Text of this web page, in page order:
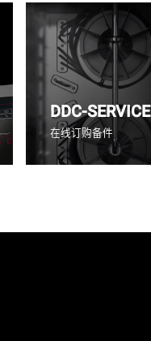
DDC-SERVICE
在线订购备件